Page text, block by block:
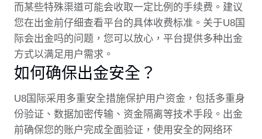
而某些特殊渠道可能会收取一定比例的手续费。建议
您在出金前仔细查看平台的具体收费标准。关于U8国
际会出金吗的问题，您可以放心，平台提供多种出金
方式以满足用户需求。
如何确保出金安全？
U8国际采用多重安全措施保护用户资金，包括多重身
份验证、数据加密传输、资金隔离等技术手段。出金
前确保您的账户完成全面验证，使用安全的网络环